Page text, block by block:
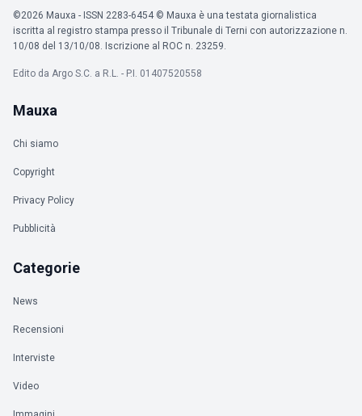
©2026 Mauxa - ISSN 2283-6454 © Mauxa è una testata giornalistica
iscritta al registro stampa presso il Tribunale di Terni con autorizzazione n.
10/08 del 13/10/08. Iscrizione al ROC n. 23259.
Edito da Argo S.C. a R.L. - P.I. 01407520558
Mauxa
Chi siamo
Copyright
Privacy Policy
Pubblicità
Categorie
News
Recensioni
Interviste
Video